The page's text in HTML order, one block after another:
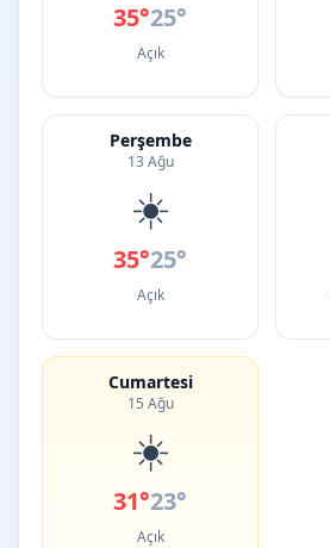
35°25°
Açık
Perşembe
13 Ağu
☀️
35°25°
Açık
Cumartesi
15 Ağu
☀️
31°23°
Açık